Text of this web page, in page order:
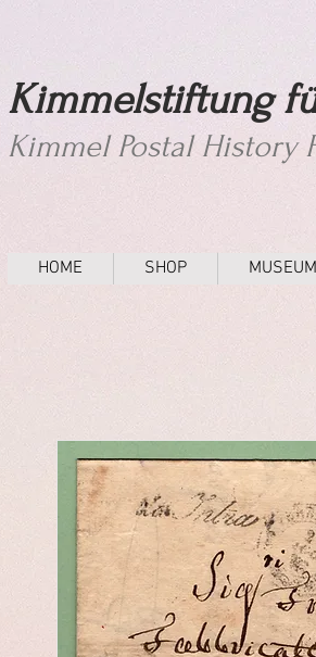
Kimmelstiftung
Kimmel Postal History
HOME SHOP MUSEUM